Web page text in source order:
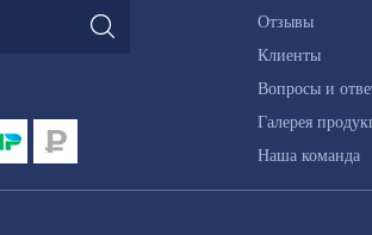
Отзывы
Клиенты
Вопросы и
Галерея
Наша команда